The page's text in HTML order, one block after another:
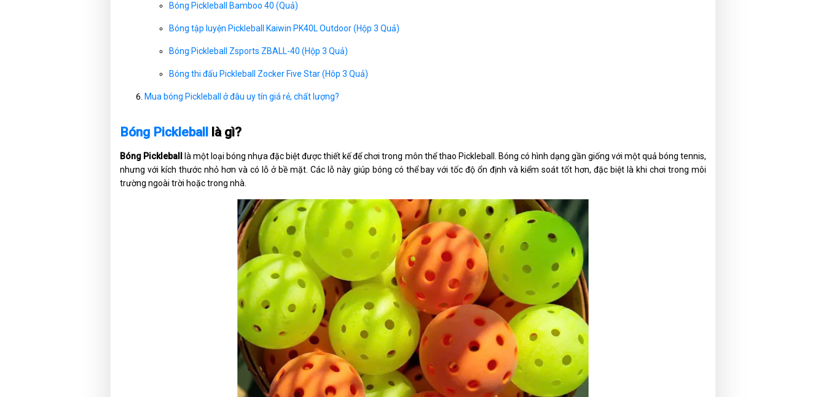
Bóng Pickleball Bamboo 40 (Quả)
Bóng tập luyện Pickleball Kaiwin PK40L Outdoor (Hộp 3 Quả)
Bóng Pickleball Zsports ZBALL-40 (Hộp 3 Quả)
Bóng thi đấu Pickleball Zocker Five Star (Hôp 3 Quả)
Mua bóng Pickleball ở đâu uy tín giá rẻ, chất lượng?
Bóng Pickleball là gì?
Bóng Pickleball
là một loại bóng nhựa đặc biệt được thiết kế để chơi trong môn thể thao Pickleball. Bóng có hình dạng gần giống với một quả bóng tennis,
nhưng với kích thước nhỏ hơn và có lỗ ở bề mặt. Các lỗ này giúp bóng có thể bay với tốc độ ổn định và kiểm soát tốt hơn, đặc biệt là khi chơi trong môi
trường ngoài trời hoặc trong nhà.